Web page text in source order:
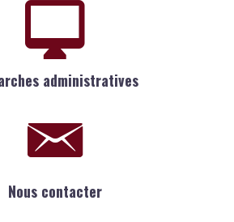
administratives
Nous contacter